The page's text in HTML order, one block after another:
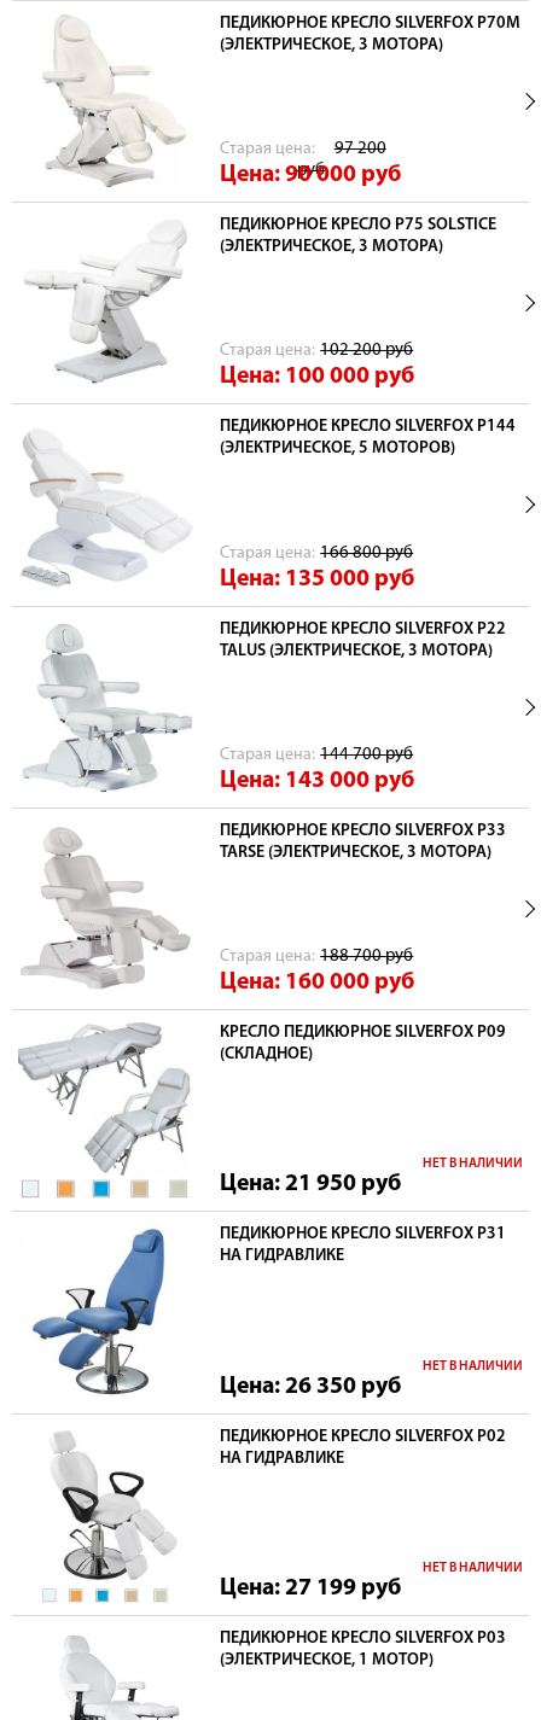
ПЕДИКЮРНОЕ КРЕСЛО SILVERFOX Р70M
(ЭЛЕКТРИЧЕСКОЕ, 3 МОТОРА)
Cтарая цена:
97 200
руб
Цена: 90 000 руб
ПЕДИКЮРНОЕ КРЕСЛО Р75 SOLSTICE
(ЭЛЕКТРИЧЕСКОЕ, 3 МОТОРА)
Cтарая цена: 102 200руб
Цена: 100 000 руб
ПЕДИКЮРНОЕ КРЕСЛО SILVERFOX Р144
(ЭЛЕКТРИЧЕСКОЕ, 5 МОТОРОВ)
Cтарая цена: 166 800руб
Цена: 135 000 руб
ПЕДИКЮРНОЕ КРЕСЛО SILVERFOX Р22
TALUS (ЭЛЕКТРИЧЕСКОЕ, 3 МОТОРА)
Cтарая цена: 144 700руб
Цена: 143 000 руб
ПЕДИКЮРНОЕ КРЕСЛО SILVERFOX P33
TARSE (ЭЛЕКТРИЧЕСКОЕ, 3 МОТОРА)
Cтарая цена: 188 700руб
Цена: 160 000 руб
КРЕСЛО ПЕДИКЮРНОЕ SILVERFOX Р09
(СКЛАДНОЕ)
Цена: 21 950 руб
НЕТ В НАЛИЧИИ
ПЕДИКЮРНОЕ КРЕСЛО SILVERFOX P31
НА ГИДРАВЛИКЕ
Цена: 26 350 руб
НЕТ В НАЛИЧИИ
ПЕДИКЮРНОЕ КРЕСЛО SILVERFOX P02
НА ГИДРАВЛИКЕ
Цена: 27 199 руб
НЕТ В НАЛИЧИИ
ПЕДИКЮРНОЕ КРЕСЛО SILVERFOX P03
(ЭЛЕКТРИЧЕСКОЕ, 1 МОТОР)